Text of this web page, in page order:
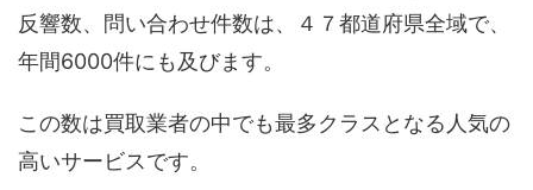
反響数、問い合わせ件数は、４７都道府県全域で、
年間6000件にも及びます。
この数は買取業者の中でも最多クラスとなる人気の
高いサービスです。